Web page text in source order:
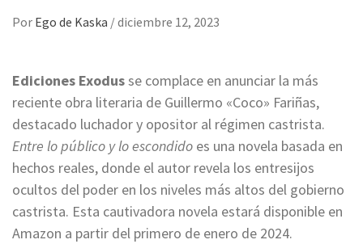
Por Ego de Kaska /diciembre 12, 2023
Ediciones Exodusse complace en anunciar la más
reciente obra literaria de Guillermo «Coco» Fariñas,
destacado luchador y opositor al régimen castrista.
Entre lo público y lo escondido es una novela basada en
hechos reales, donde el autor revela los entresijos
ocultos del poder en los niveles más altos del gobierno
castrista. Esta cautivadora novela estará disponible en
Amazon a partir del primero de enero de 2024.